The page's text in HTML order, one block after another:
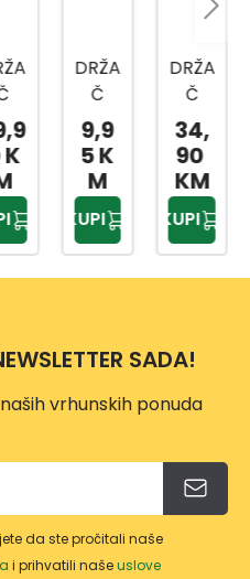
DRŽA
Č
TELE
FON
A
PN37
08
9,9
5 K
M
KUPI
DRŽA
Č
TELE
FON
A
PN37
28
34,
90
KM
KUPI
SADA!
vrhunskih ponuda
da ste pročitali naše
i prihvatili našeuslove